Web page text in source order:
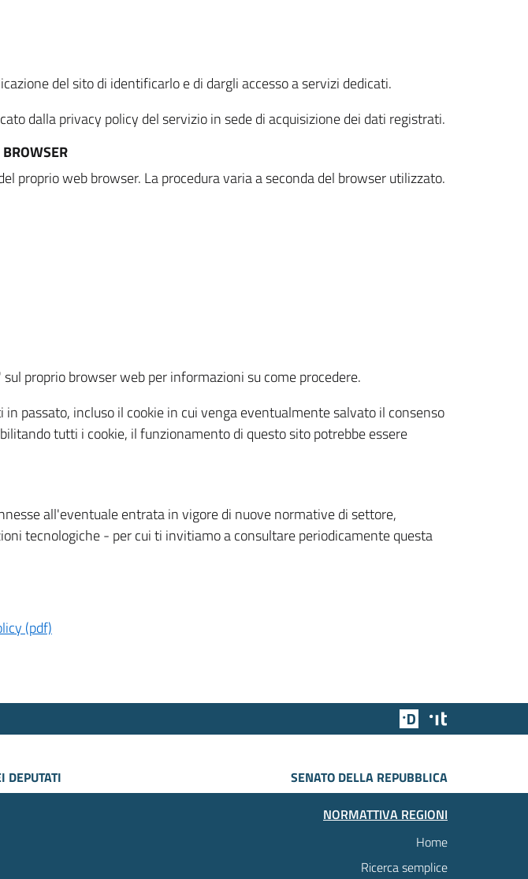
del sito di identificarlo e di dargli accesso a servizi dedicati.
dalla privacy policy del servizio in sede di acquisizione dei dati registrati.
proprio web browser. La procedura varia a seconda del browser utilizzato.
proprio browser web per informazioni su come procedere.
passato, incluso il cookie in cui venga eventualmente salvato il consenso
tutti i cookie, il funzionamento di questo sito potrebbe essere
all'eventuale entrata in vigore di nuove normative di settore,
tecnologiche - per cui ti invitiamo a consultare periodicamente questa
(pdf)
Team Digitale
DEPUTATI
SENATO DELLA REPUBBLICA
NORMATTIVA REGIONI
Home
Ricerca semplice